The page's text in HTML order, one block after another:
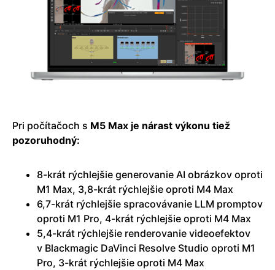
Pri počítačoch s M5 Max je nárast výkonu tiež
pozoruhodný:
8-krát rýchlejšie generovanie AI obrázkov oproti
M1 Max, 3,8-krát rýchlejšie oproti M4 Max
6,7-krát rýchlejšie spracovávanie LLM promptov
oproti M1 Pro, 4-krát rýchlejšie oproti M4 Max
5,4-krát rýchlejšie renderovanie videoefektov
v Blackmagic DaVinci Resolve Studio oproti M1
Pro, 3-krát rýchlejšie oproti M4 Max